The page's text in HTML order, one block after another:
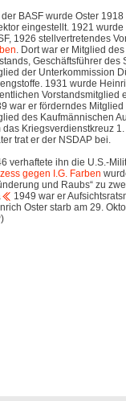
der BASF wurde Oster
eingestellt. 1921
1926 stellvertretendes
. Dort war er Mitglied
Geschäftsführer des
der Unterkommission
1931 wurde
Vorstandsmitglied
war er förderndes
des Kaufmännischen
das Kriegsverdienstkreuz
trat er der NSDAP bei.
verhaftete ihn die U.S.-
gegen I.G. Farben
und Raubs“ zu
1949 war er
Oster starb am 29.